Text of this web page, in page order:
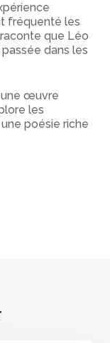
fréquenté les
que Léo
dans les
une œuvre
les
poésie riche